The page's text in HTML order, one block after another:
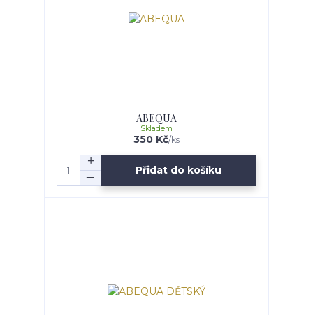
ABEQUA
350 Kč/ks
Skladem
Přidat do košíku